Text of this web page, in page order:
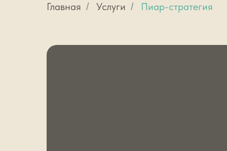
Главная / Услуги / Пиар-стратегия